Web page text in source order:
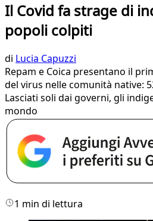
Il Covid fa strage di
popoli colpiti
di Lucia Capuzzi
Repam e Coica presentano il
del virus nelle comunità native:
Lasciati soli dai governi, gli
mondo
1 min di lettura